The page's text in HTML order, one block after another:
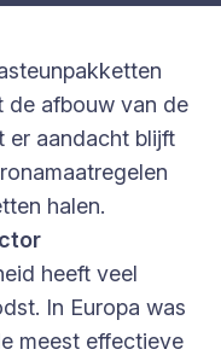
de afbouw van de
er aandacht blijft
halen.
heeft veel
In Europa was
meest effectieve